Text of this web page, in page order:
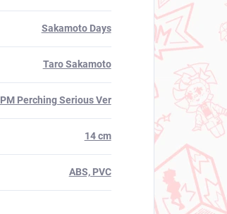
Sakamoto Days
Taro Sakamoto
PM Perching Serious Ver
14 cm
ABS, PVC